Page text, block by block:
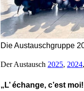
Die Austauschgruppe
Der Austausch 2025, 2024
„L’ échange, c’est